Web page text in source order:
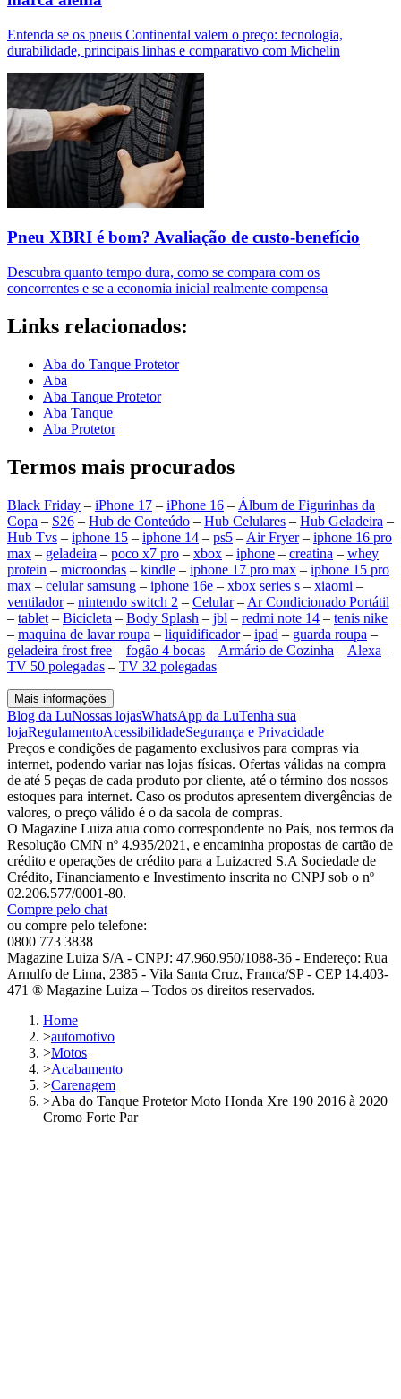
Entenda se os pneus Continental valem o preço: tecnologia,
durabilidade, principais linhas e comparativo com Michelin
Pneu XBRI é bom? Avaliação de custo-benefício
Descubra quanto tempo dura, como se compara com os
concorrentes e se a economia inicial realmente compensa
Links relacionados:
Aba do Tanque Protetor
Aba
Aba Tanque Protetor
Aba Tanque
Aba Protetor
Termos mais procurados
Black Friday – iPhone 17 – iPhone 16 – Álbum de Figurinhas da
Copa – S26 – Hub de Conteúdo – Hub Celulares – Hub Geladeira –
Hub Tvs – iphone 15 – iphone 14 – ps5 – Air Fryer– iphone 16 pro
max – geladeira – poco x7 pro – xbox – iphone – creatina – whey
protein – microondas – kindle – iphone 17 pro max – iphone 15 pro
max – celular samsung – iphone 16e – xbox series s – xiaomi –
ventilador– nintendo switch 2 – Celular– Ar Condicionado Portátil
– tablet – Bicicleta – Body Splash – jbl – redmi note 14 – tenis nike
– maquina de lavar roupa – liquidificador– ipad – guarda roupa –
geladeira frost free – fogão 4 bocas – Armário de Cozinha – Alexa –
TV 50 polegadas – TV 32 polegadas
Mais informações
Blog da LuNossas lojasWhatsApp da LuTenha sua
lojaRegulamentoAcessibilidadeSegurança e Privacidade
Preços e condições de pagamento exclusivos para compras via
internet, podendo variar nas lojas físicas. Ofertas válidas na compra
de até 5 peças de cada produto por cliente, até o término dos nossos
estoques para internet. Caso os produtos apresentem divergências de
valores, o preço válido é o da sacola de compras.
O Magazine Luiza atua como correspondente no País, nos termos da
Resolução CMN nº 4.935/2021, e encaminha propostas de cartão de
crédito e operações de crédito para a Luizacred S.A Sociedade de
Crédito, Financiamento e Investimento inscrita no CNPJ sob o nº
02.206.577/0001-80.
Compre pelo chat
ou compre pelo telefone:
0800 773 3838
Magazine Luiza S/A - CNPJ: 47.960.950/1088-36 - Endereço: Rua
Arnulfo de Lima, 2385 - Vila Santa Cruz, Franca/SP - CEP 14.403-
471 ® Magazine Luiza – Todos os direitos reservados.
Home
>automotivo
>Motos
>Acabamento
>Carenagem
>Aba do Tanque Protetor Moto Honda Xre 190 2016 à 2020
Cromo Forte Par